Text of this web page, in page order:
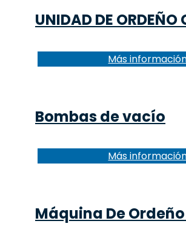
UNIDAD DE ORDEÑO
Más
Bombas de vacío
Más
Máquina De